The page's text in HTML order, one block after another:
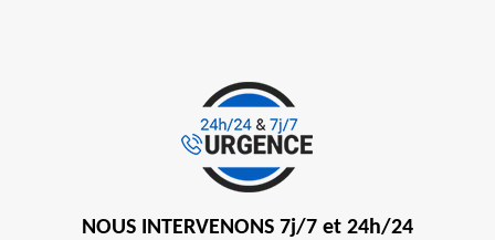
NOUS INTERVENONS 7j/7 et 24h/24